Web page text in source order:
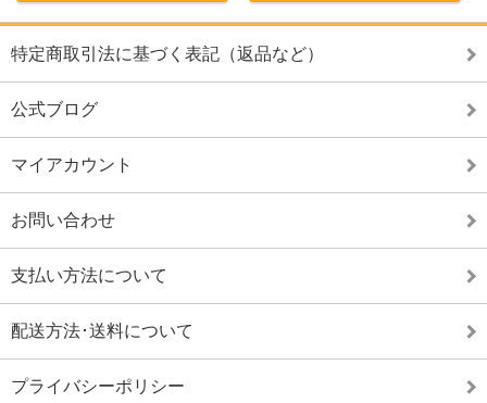
特定商取引法に基づく表記（返品など）
公式ブログ
マイアカウント
お問い合わせ
支払い方法について
配送方法･送料について
プライバシーポリシー